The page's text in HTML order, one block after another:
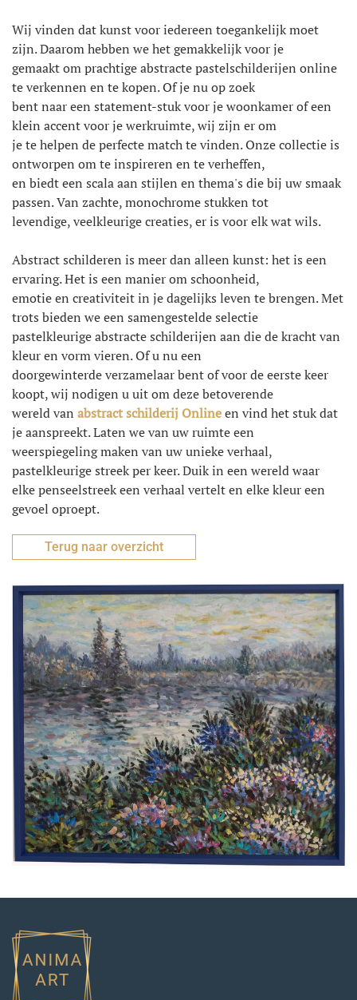
Wij vinden dat kunst voor iedereen toegankelijk moet
zijn. Daarom hebben we het gemakkelijk voor je
gemaakt om prachtige abstracte pastelschilderijen online
te verkennen en te kopen. Of je nu op zoek
bent naar een statement-stuk voor je woonkamer of een
klein accent voor je werkruimte, wij zijn er om
je te helpen de perfecte match te vinden. Onze collectie is
ontworpen om te inspireren en te verheffen,
en biedt een scala aan stijlen en thema's die bij uw smaak
passen. Van zachte, monochrome stukken tot
levendige, veelkleurige creaties, er is voor elk wat wils.
Abstract schilderen is meer dan alleen kunst: het is een
ervaring. Het is een manier om schoonheid,
emotie en creativiteit in je dagelijks leven te brengen. Met
trots bieden we een samengestelde selectie
pastelkleurige abstracte schilderijen aan die de kracht van
kleur en vorm vieren. Of u nu een
doorgewinterde verzamelaar bent of voor de eerste keer
koopt, wij nodigen u uit om deze betoverende
wereld van abstract schilderij Onlineen vind het stuk dat
je aanspreekt. Laten we van uw ruimte een
weerspiegeling maken van uw unieke verhaal,
pastelkleurige streek per keer. Duik in een wereld waar
elke penseelstreek een verhaal vertelt en elke kleur een
gevoel oproept.
Terug naar overzicht